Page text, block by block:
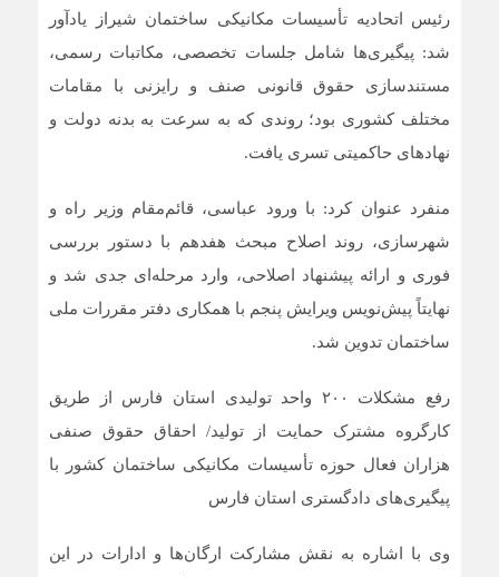
رئیس اتحادیه تأسیسات مکانیکی ساختمان شیراز یادآور
شد: پیگیری‌ها شامل جلسات تخصصی، مکاتبات رسمی،
مستندسازی حقوق قانونی صنف و رایزنی با مقامات
مختلف کشوری بود؛ روندی که به سرعت به بدنه دولت و
نهاد‌های حاکمیتی تسری یافت.
منفرد عنوان کرد: با ورود عباسی، قائم‌مقام وزیر راه و
شهرسازی، روند اصلاح مبحث هفدهم با دستور بررسی
فوری و ارائه پیشنهاد اصلاحی، وارد مرحله‌ای جدی شد و
نهایتاً پیش‌نویس ویرایش پنجم با همکاری دفتر مقررات ملی
ساختمان تدوین شد.
رفع مشکلات ۲۰۰ واحد تولیدی استان فارس از طریق
کارگروه مشترک حمایت از تولید/ احقاق حقوق صنفی
هزاران فعال حوزه تأسیسات مکانیکی ساختمان کشور با
پیگیری‌های دادگستری استان فارس
وی با اشاره به نقش مشارکت ارگان‌ها و ادارات در این